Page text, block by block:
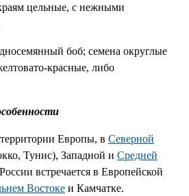
цельные, с нежными
боб; семена округлые
красные, либо
Европы, в Северной
Тунис), Западной и Средней
встречается в Европейской
Востоке и Камчатке.